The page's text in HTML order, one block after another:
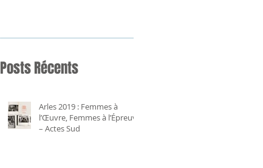
Posts Récents
Arles 2019 : Femmes à
l’Œuvre, Femmes à l’Épreuve
– Actes Sud